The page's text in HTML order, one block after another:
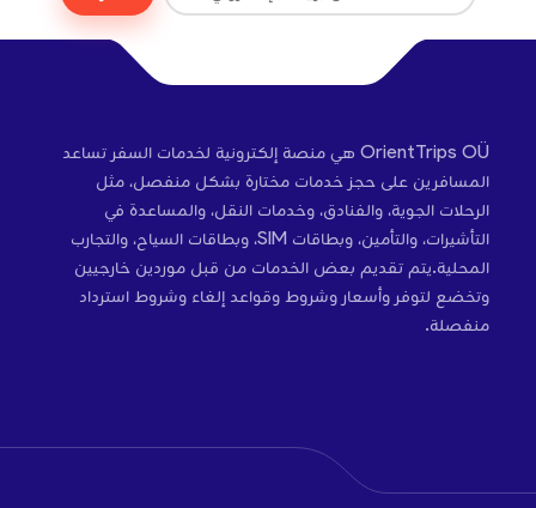
OrientTrips OÜ هي منصة إلكترونية لخدمات السفر تساعد
المسافرين على حجز خدمات مختارة بشكل منفصل، مثل
الرحلات الجوية، والفنادق، وخدمات النقل، والمساعدة في
التأشيرات، والتأمين، وبطاقات SIM، وبطاقات السياح، والتجارب
المحلية.يتم تقديم بعض الخدمات من قبل موردين خارجيين
وتخضع لتوفر وأسعار وشروط وقواعد إلغاء وشروط استرداد
منفصلة.